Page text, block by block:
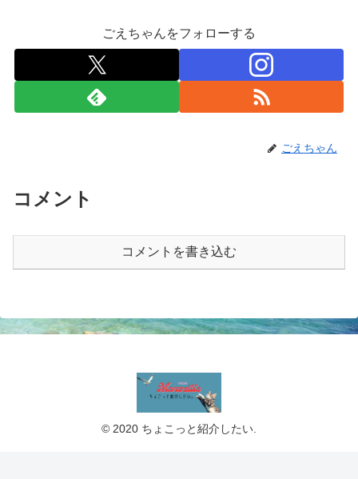
ごえちゃんをフォローする
ごえちゃん
コメント
コメントを書き込む
© 2020 ちょこっと紹介したい.